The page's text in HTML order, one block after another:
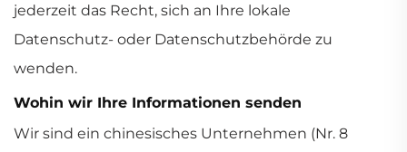
jederzeit das Recht, sich an Ihre lokale
Datenschutz- oder Datenschutzbehörde zu
wenden.
Wohin wir Ihre Informationen senden
Wir sind ein chinesisches Unternehmen (Nr. 8